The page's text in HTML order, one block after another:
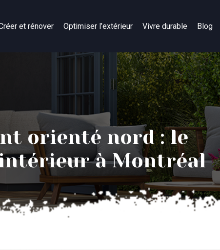
et rénover Optimiser l’extérieur Vivre durable Blog
orienté nord : le
à Montréal